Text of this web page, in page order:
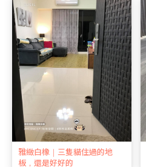
雅緻白橡｜三隻貓住過的地
板，還是好好的